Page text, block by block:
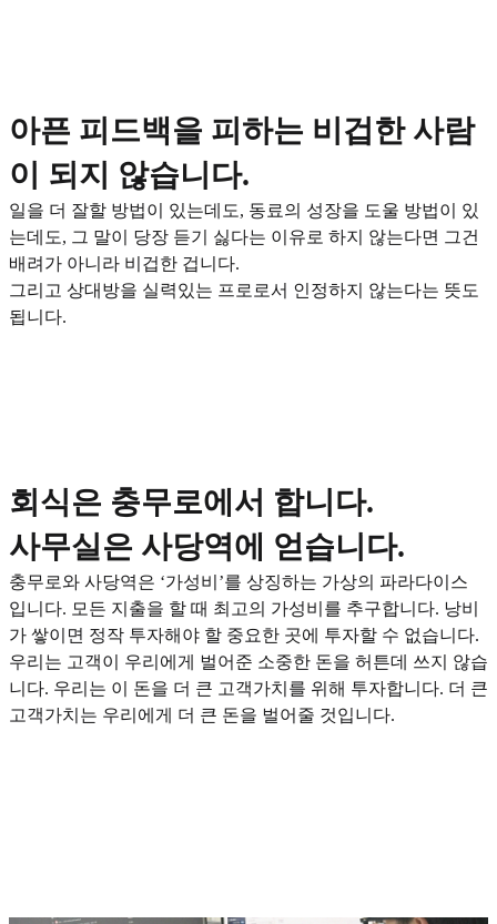
아픈 피드백을 피하는 비겁한 사람
이 되지 않습니다.
일을 더 잘할 방법이 있는데도, 동료의 성장을 도울 방법이 있
는데도, 그 말이 당장 듣기 싫다는 이유로 하지 않는다면 그건
배려가 아니라 비겁한 겁니다.
그리고 상대방을 실력있는 프로로서 인정하지 않는다는 뜻도
됩니다.
회식은 충무로에서 합니다.
사무실은 사당역에 얻습니다.
충무로와 사당역은 ‘가성비’를 상징하는 가상의 파라다이스
입니다. 모든 지출을 할 때 최고의 가성비를 추구합니다. 낭비
가 쌓이면 정작 투자해야 할 중요한 곳에 투자할 수 없습니다.
우리는 고객이 우리에게 벌어준 소중한 돈을 허튼데 쓰지 않습
니다. 우리는 이 돈을 더 큰 고객가치를 위해 투자합니다. 더 큰
고객가치는 우리에게 더 큰 돈을 벌어줄 것입니다.